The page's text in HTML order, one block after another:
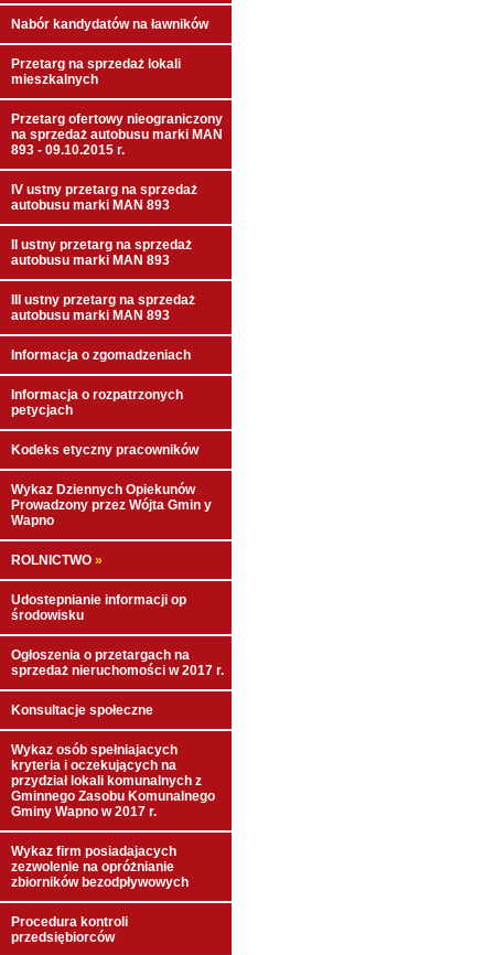
Nabór kandydatów na ławników
Przetarg na sprzedaż lokali
mieszkalnych
Przetarg ofertowy nieograniczony
na sprzedaż autobusu marki MAN
893 - 09.10.2015 r.
IV ustny przetarg na sprzedaż
autobusu marki MAN 893
II ustny przetarg na sprzedaż
autobusu marki MAN 893
III ustny przetarg na sprzedaż
autobusu marki MAN 893
Informacja o zgomadzeniach
Informacja o rozpatrzonych
petycjach
Kodeks etyczny pracowników
Wykaz Dziennych Opiekunów
Prowadzony przez Wójta Gmin y
Wapno
ROLNICTWO »
Udostepnianie informacji op
środowisku
Ogłoszenia o przetargach na
sprzedaż nieruchomości w 2017 r.
Konsultacje społeczne
Wykaz osób spełniajacych
kryteria i oczekujących na
przydział lokali komunalnych z
Gminnego Zasobu Komunalnego
Gminy Wapno w 2017 r.
Wykaz firm posiadajacych
zezwolenie na opróżnianie
zbiorników bezodpływowych
Procedura kontroli
przedsiębiorców